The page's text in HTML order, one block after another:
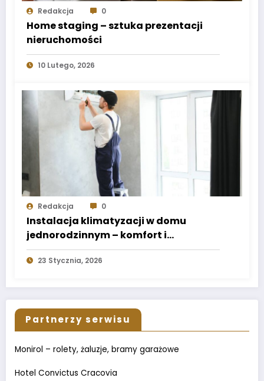
Redakcja 0
Home staging – sztuka prezentacji
nieruchomości
10 Lutego, 2026
Redakcja 0
Instalacja klimatyzacji w domu
jednorodzinnym – komfort i
energooszczędność
23 Stycznia, 2026
Partnerzy serwisu
Monirol – rolety, żaluzje, bramy garażowe
Hotel Convictus Cracovia